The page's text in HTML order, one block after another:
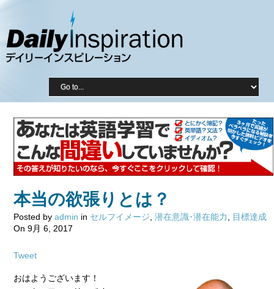
本当の欲張りとは？
Posted by admin in セルフイメージ 潜在意識･潜在能力
目標達成
On 9月 6, 2017
Tweet
おはようございます！